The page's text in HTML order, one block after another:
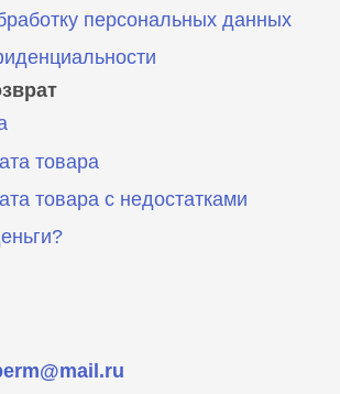
персональных данных
товара
товара с недостатками